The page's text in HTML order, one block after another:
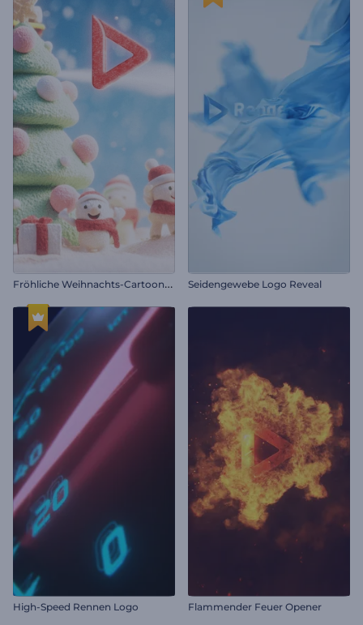
F
röhliche Weihnachts-Cartoon-Einleitung Seidengewebe Logo Reveal
High-Speed Rennen Logo Flammender Feuer Opener